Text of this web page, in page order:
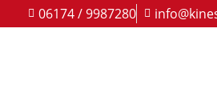
06174 / 9987280